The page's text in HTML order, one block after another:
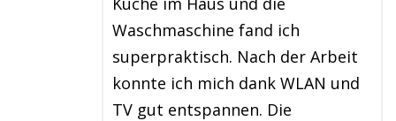
Waschmaschine fand ich
superpraktisch. Nach der Arbeit
konnte ich mich dank WLAN und
TV gut entspannen. Die